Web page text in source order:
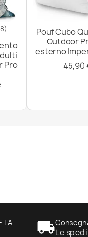
Pro
Pouf Cubo
Outdoor
esterno
45,90
LA
local_shippingLe